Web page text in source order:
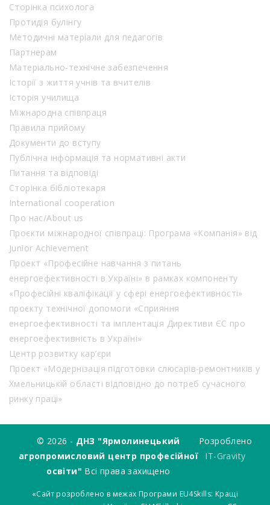
Сторінка психолога
Протидія булінгу
Методичні матеріали для педагогів
Партнерам
Матеріально-технічне забезпечення
Історії з життя учнів та вчителів
Історія училища
Міжнародна співпраця
Правила прийому
Документи до вступу
Публічна інформація та нормативні акти
Питання та відповіді
Сторінка бібліотекаря
International cooperation
Про нас/About us
Проєкти міжнародної співпраці: Програма «Компанія» від
Junior Achievement
Проект «Професійне навчання з питань
енергоефективності в Україні» в рамках компоненту
«Професійні кваліфікації у сфері енергоефективності»
проєкту технічної допомоги «Сприяння
енергоефективності та імплентація Директиви ЄС про
енергоефективність в Україні»
Центр розвитку кар’єри
Проект «Модернізація підготовки слюсарів-ремонтників у
Хмельницькій області відповідно до потреб сучасного
ринку праці»
© 2026 - ДНЗ "Ярмолинецький
агропромисловий центр професійної
освіти" Всі права захищено
Розроблено
IT-Gravity
«Сайт розроблено в межах Програми EU4Skills: Кращі